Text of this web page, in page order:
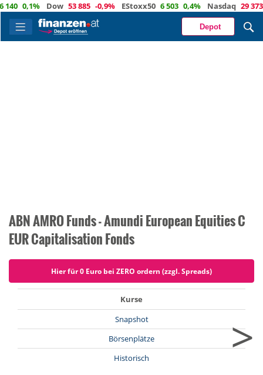
0,1% Dow 53 885 -0,9% EStoxx50 6 503 0,4% Nasdaq 29 373 -
Depot
ABN AMRO Funds - Amundi European Equities C
EUR Capitalisation Fonds
Hier für 0 Euro bei ZERO ordern (zzgl. Spreads)
Kurse
Snapshot
Börsenplätze
Historisch
>